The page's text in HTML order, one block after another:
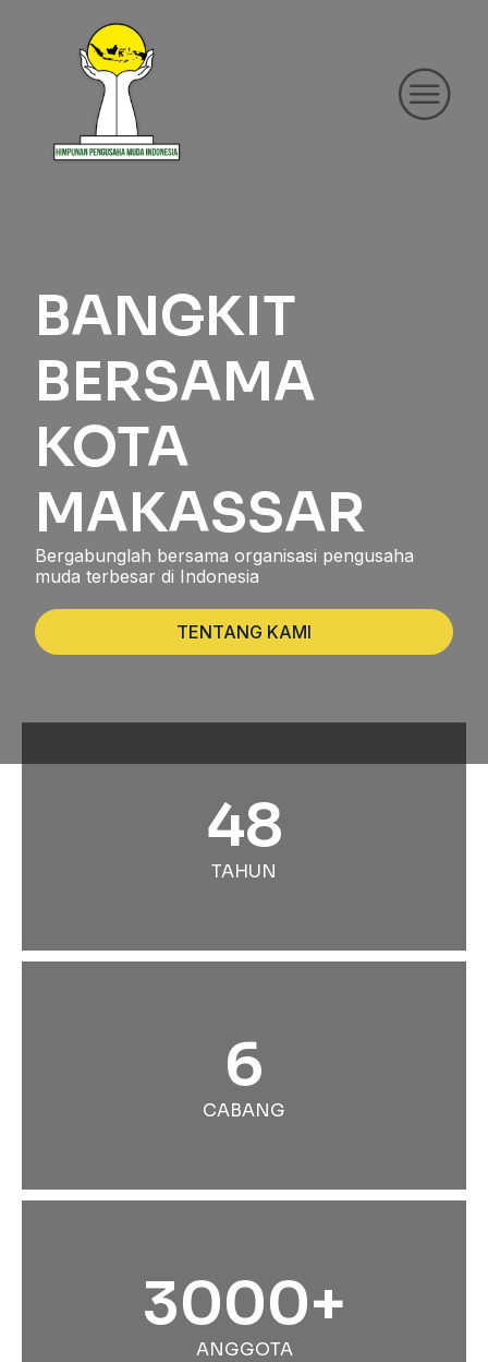
BANGKIT
BERSAMA
KOTA
MAKASSAR
Bergabunglah bersama organisasi pengusaha
muda terbesar di Indonesia
TENTANG KAMI
48
TAHUN
6
CABANG
3000+
ANGGOTA